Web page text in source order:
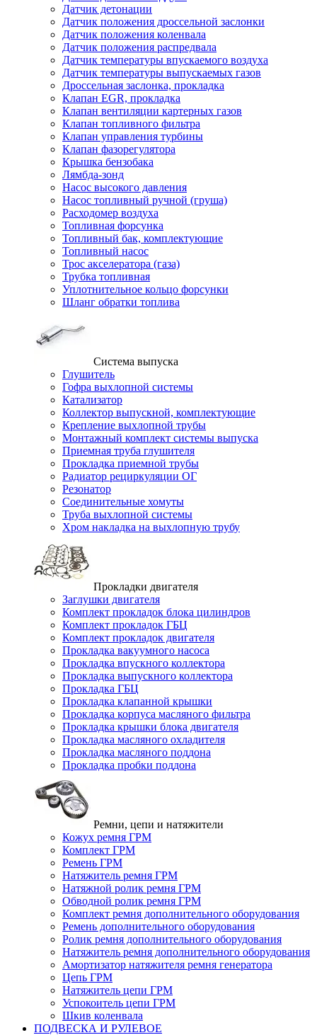
Датчик детонации
Датчик положения дроссельной заслонки
Датчик положения коленвала
Датчик положения распредвала
Датчик температуры впускаемого воздуха
Датчик температуры выпускаемых газов
Дроссельная заслонка, прокладка
Клапан EGR, прокладка
Клапан вентиляции картерных газов
Клапан топливного фильтра
Клапан управления турбины
Клапан фазорегулятора
Крышка бензобака
Лямбда-зонд
Насос высокого давления
Насос топливный ручной (груша)
Расходомер воздуха
Топливная форсунка
Топливный бак, комплектующие
Топливный насос
Трос акселератора (газа)
Трубка топливная
Уплотнительное кольцо форсунки
Шланг обратки топлива
Система выпуска
Глушитель
Гофра выхлопной системы
Катализатор
Коллектор выпускной, комплектующие
Крепление выхлопной трубы
Монтажный комплект системы выпуска
Приемная труба глушителя
Прокладка приемной трубы
Радиатор рециркуляции ОГ
Резонатор
Соединительные хомуты
Труба выхлопной системы
Хром накладка на выхлопную трубу
Прокладки двигателя
Заглушки двигателя
Комплект прокладок блока цилиндров
Комплект прокладок ГБЦ
Комплект прокладок двигателя
Прокладка вакуумного насоса
Прокладка впускного коллектора
Прокладка выпускного коллектора
Прокладка ГБЦ
Прокладка клапанной крышки
Прокладка корпуса масляного фильтра
Прокладка крышки блока двигателя
Прокладка масляного охладителя
Прокладка масляного поддона
Прокладка пробки поддона
Ремни, цепи и натяжители
Кожух ремня ГРМ
Комплект ГРМ
Ремень ГРМ
Натяжитель ремня ГРМ
Натяжной ролик ремня ГРМ
Обводной ролик ремня ГРМ
Комплект ремня дополнительного оборудования
Ремень дополнительного оборудования
Ролик ремня дополнительного оборудования
Натяжитель ремня дополнительного оборудования
Амортизатор натяжителя ремня генератора
Цепь ГРМ
Натяжитель цепи ГРМ
Успокоитель цепи ГРМ
Шкив коленвала
ПОДВЕСКА И РУЛЕВОЕ